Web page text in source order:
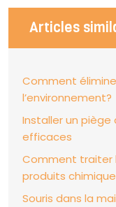
Articles
Comment
l’environnement?
Installer un
efficaces
Comment traiter
produits
Souris dans la